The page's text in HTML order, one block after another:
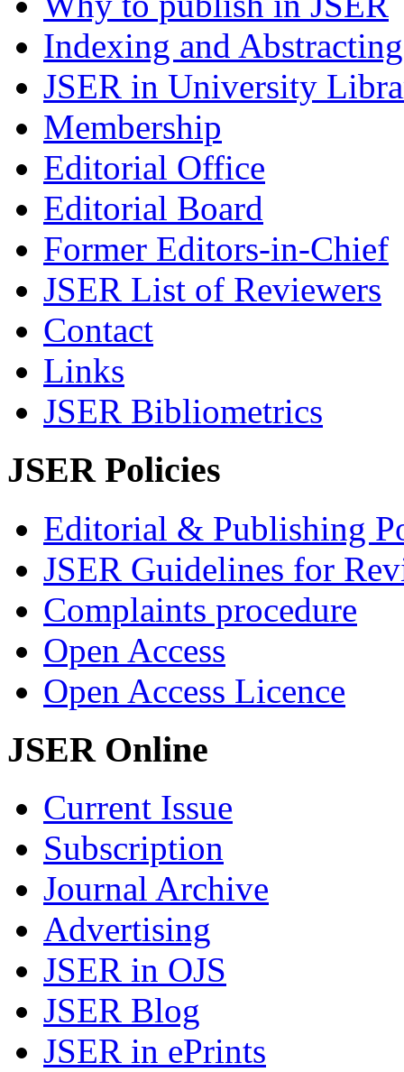
Indexing and Abstracting
JSER in University
Membership
Editorial Office
Editorial Board
Former Editors-in-Chief
JSER List of Reviewers
Contact
Links
JSER Bibliometrics
JSER Policies
Editorial & Publishing
JSER Guidelines for
Complaints procedure
Open Access
Open Access Licence
JSER Online
Current Issue
Subscription
Journal Archive
Advertising
JSER in OJS
JSER Blog
JSER in ePrints